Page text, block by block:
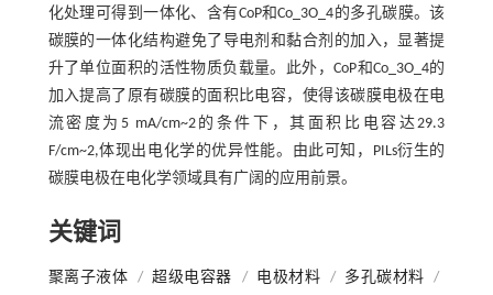
化处理可得到一体化、含有CoP和Co_3O_4的多孔碳膜。该
碳膜的一体化结构避免了导电剂和黏合剂的加入，显著提
升了单位面积的活性物质负载量。此外，CoP和Co_3O_4的
加入提高了原有碳膜的面积比电容，使得该碳膜电极在电
流密度为5 mA/cm~2的条件下，其面积比电容达29.3
F/cm~2,体现出电化学的优异性能。由此可知，PILs衍生的
碳膜电极在电化学领域具有广阔的应用前景。
关键词
聚离子液体 / 超级电容器 / 电极材料 / 多孔碳材料
/